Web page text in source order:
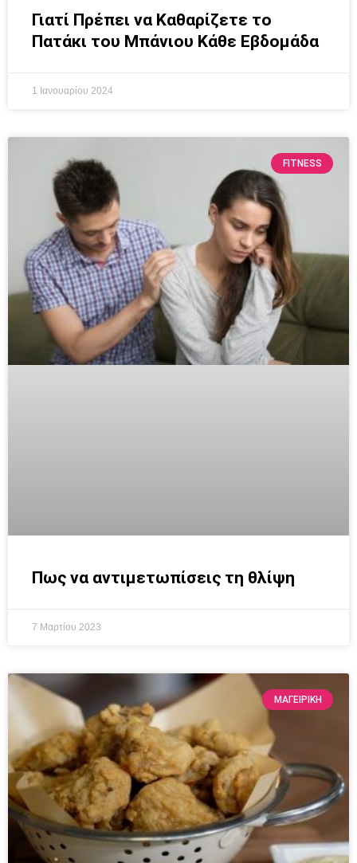
Γιατί Πρέπει να Καθαρίζετε το
Πατάκι του Μπάνιου Κάθε Εβδομάδα
1 Ιανουαρίου 2024
FITNESS
Πως να αντιμετωπίσεις τη θλίψη
7 Μαρτίου 2023
ΜΑΓΕΙΡΙΚΗ